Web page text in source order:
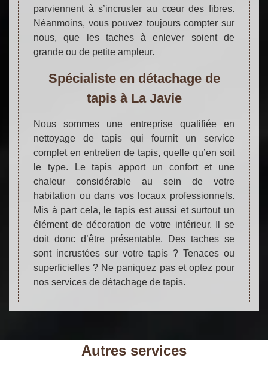
parviennent à s’incruster au cœur des fibres.
Néanmoins, vous pouvez toujours compter sur
nous, que les taches à enlever soient de
grande ou de petite ampleur.
Spécialiste en détachage de
tapis à La Javie
Nous sommes une entreprise qualifiée en
nettoyage de tapis qui fournit un service
complet en entretien de tapis, quelle qu’en soit
le type. Le tapis apport un confort et une
chaleur considérable au sein de votre
habitation ou dans vos locaux professionnels.
Mis à part cela, le tapis est aussi et surtout un
élément de décoration de votre intérieur. Il se
doit donc d’être présentable. Des taches se
sont incrustées sur votre tapis ? Tenaces ou
superficielles ? Ne paniquez pas et optez pour
nos services de détachage de tapis.
Autres services